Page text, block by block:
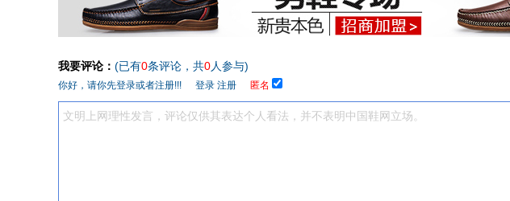
我要评论： (已有0条评论，共0人参与)
你好，请你先登录或者注册!!! 登录 注册 匿名